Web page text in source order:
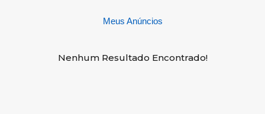
Meus Anúncios
Nenhum Resultado Encontrado!